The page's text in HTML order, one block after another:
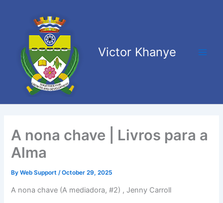
Victor Khanye
A nona chave | Livros para a
Alma
ByWeb Support/October 29, 2025
A nona chave (A mediadora, #2) , Jenny Carroll